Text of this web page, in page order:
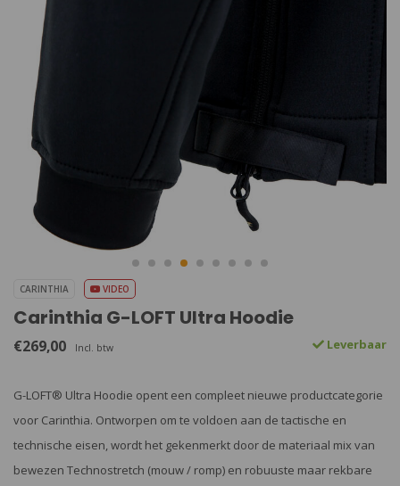
CARINTHIA VIDEO
Carinthia G-LOFT Ultra Hoodie
€269,00 Incl. btw Leverbaar
G-LOFT® Ultra Hoodie opent een compleet nieuwe productcategorie
voor Carinthia. Ontworpen om te voldoen aan de tactische en
technische eisen, wordt het gekenmerkt door de materiaal mix van
bewezen Technostretch (mouw / romp) en robuuste maar rekbare